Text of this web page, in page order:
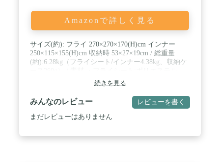
Amazonで詳しく見る
サイズ(約): フライ 270×270×170(H)cm インナー
250×115×155(H)cm 収納時 53×27×19cm / 総重量
(約):6.28kg（フライシート/インナー4.38kg、収納ケ
65％、コットン35％(表面撥水加工） ・インナー:ポ
リエステルメッシュ ・インナーボトム:68D ポリエ
ステルタフタ（PUコーテイング、シームテープ加
工、耐水圧1500mm) ・ポール:アルミ(Φ22mm） / 付
属品:ペグ×14本、張綱×4本、ポール×1本、収納ケー
続きを見る
みんなのレビュー レビューを書く
まだレビューはありません